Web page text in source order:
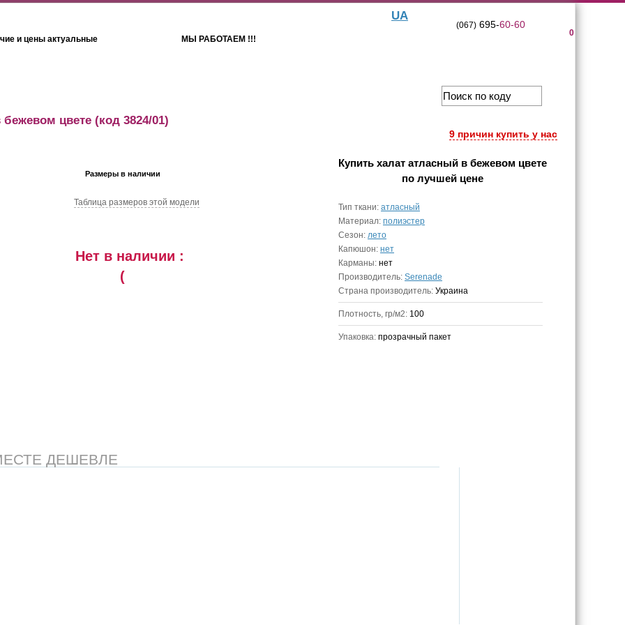
и цены актуальные МЫ РАБОТАЕМ !!!
UA
0
(067)695-60-60
9 причин купить у нас
бежевом цвете (код 3824/01)
Размеры в наличии
Таблица размеров этой модели
Нет в наличии :
(
Купить халат атласный в бежевом цвете
по лучшей цене
Тип ткани: атласный
Материал: полиэстер
Сезон: лето
Капюшон: нет
Карманы: нет
Производитель: Serenade
Страна производитель: Украина
Плотность, гр/м2: 100
Упаковка: прозрачный пакет
ДЕШЕВЛЕ